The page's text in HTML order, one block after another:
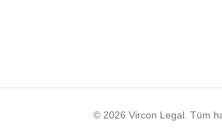
© 2026 Vircon Legal. Tüm